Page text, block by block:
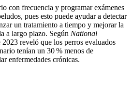
con frecuencia y programar exámenes
pues esto puede ayudar a detectar
un tratamiento a tiempo y mejorar la
a largo plazo. Según National
2023 reveló que los perros evaluados
tenían un 30 % menos de
enfermedades crónicas.